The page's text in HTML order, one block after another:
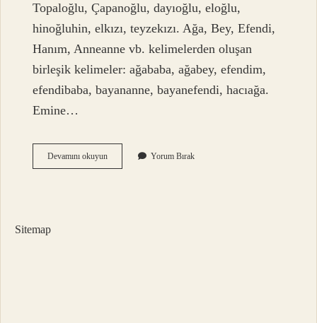
Topaloğlu, Çapanoğlu, dayıoğlu, eloğlu,
hinoğluhin, elkızı, teyzekızı. Ağa, Bey, Efendi,
Hanım, Anneanne vb. kelimelerden oluşan
birleşik kelimeler: ağababa, ağabey, efendim,
efendibaba, bayananne, bayanefendi, hacıağa.
Emine…
Devamını okuyunTeyze
Balı
Yorum Bırak
Sitemap